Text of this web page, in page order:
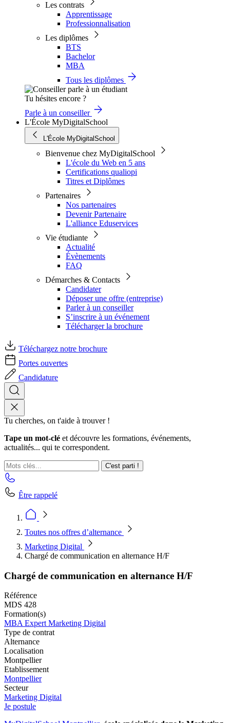
Les contrats
Apprentissage
Professionnalisation
Les diplômes
BTS
Bachelor
MBA
Tous les diplômes
Tu hésites encore ?
Parle à un conseiller
L'École MyDigitalSchool
L'École MyDigitalSchool
Bienvenue chez MyDigitalSchool
L'école du Web en 5 ans
Certifications qualiopi
Titres et Diplômes
Partenaires
Nos partenaires
Devenir Partenaire
L'alliance Eduservices
Vie étudiante
Actualité
Évènements
FAQ
Démarches & Contacts
Candidater
Déposer une offre (entreprise)
Parler à un conseiller
S’inscrire à un événement
Télécharger la brochure
Téléchargez notre brochure
Portes ouvertes
Candidature
Tu cherches, on t'aide à trouver !
Tape un mot-clé et découvre les formations, événements,
actualités... qui te correspondent.
C'est parti !
Être rappelé
Toutes nos offres d’alternance
Marketing Digital
Chargé de communication en alternance H/F
Chargé de communication en alternance H/F
Référence
MDS 428
Formation(s)
MBA Expert Marketing Digital
Type de contrat
Alternance
Localisation
Montpellier
Etablissement
Montpellier
Secteur
Marketing Digital
Je postule